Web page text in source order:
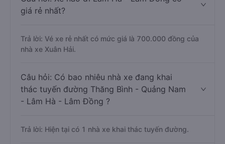
giá rẻ nhất?
Trả lời: Vé xe rẻ nhất có mức giá là 700.000 đồng của
nhà xe Xuân Hải.
Câu hỏi: Có bao nhiêu nhà xe đang khai
thác tuyến đường Thăng Bình - Quảng Nam
- Lâm Hà - Lâm Đồng ?
Trả lời: Hiện tại có 1 nhà xe khai thác tuyến đường.